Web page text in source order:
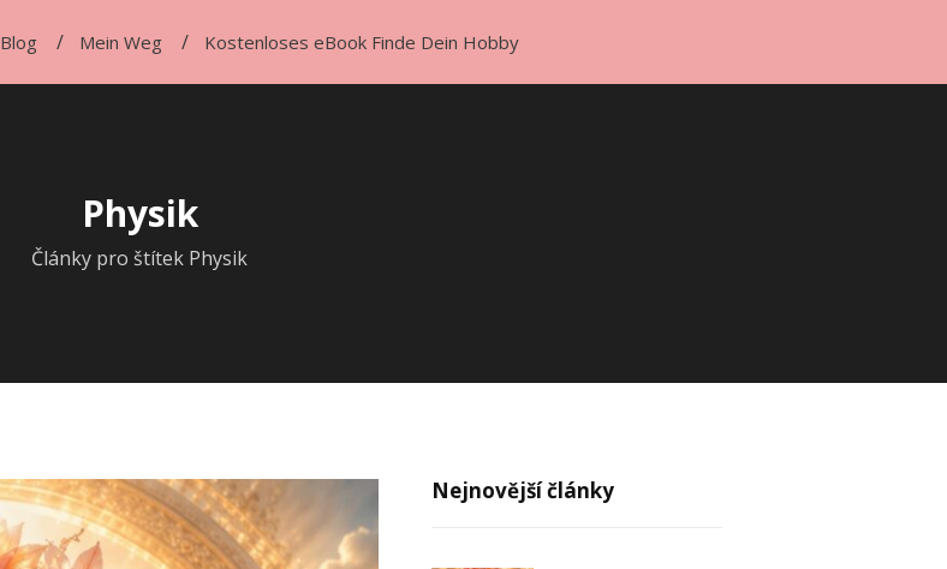
Blog Mein Weg Kostenloses eBook Finde Dein Hobby
Physik
Články pro štítek Physik
Nejnovější články